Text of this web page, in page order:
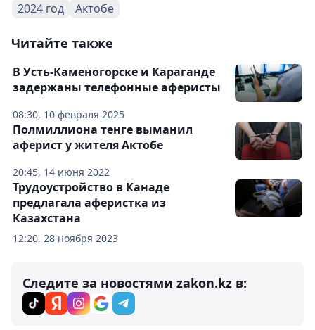
2024 год Актобе
Читайте также
08:30, 10 февраля 2025
В Усть-Каменогорске и Караганде
задержаны телефонные аферисты
20:45, 14 июня 2022
Полмиллиона тенге выманил
аферист у жителя Актобе
12:20, 28 ноября 2023
Трудоустройство в Канаде
предлагала аферистка из
Казахстана
Следите за новостями zakon.kz в: